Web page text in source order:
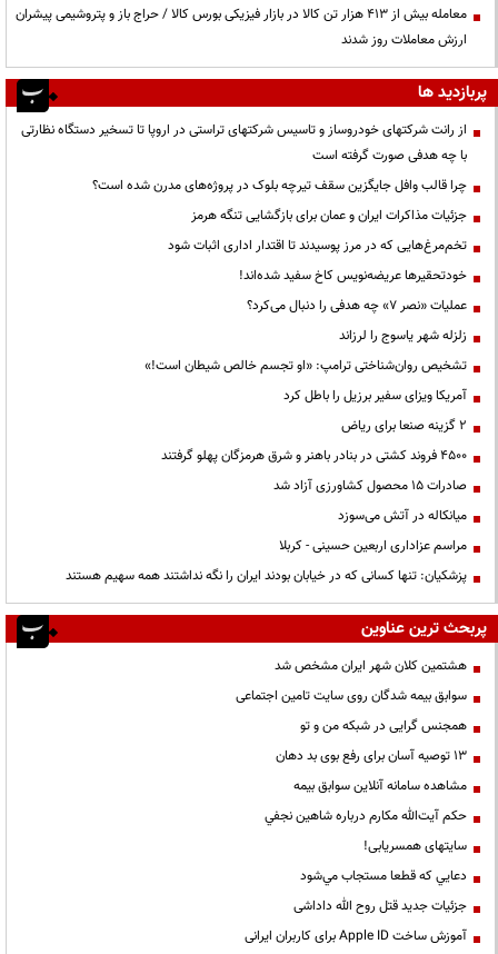
معامله بیش از ۴۱۳ هزار تن کالا در بازار فیزیکی بورس کالا / حراج باز و پتروشیمی پیشران
ارزش معاملات روز شدند
پربازدید ها
از رانت‌ شرکتهای خودروساز و تاسیس شرکتهای تراستی در اروپا تا تسخیر دستگاه نظارتی
با چه هدفی صورت گرفته است
چرا قالب وافل جایگزین سقف تیرچه بلوک در پروژه‌های مدرن شده است؟
جزئیات مذاکرات ایران و عمان برای بازگشایی تنگه هرمز
تخم‌مرغ‌هایی که در مرز پوسیدند تا اقتدار اداری اثبات شود
خودتحقیرها عریضه‌نویس کاخ سفید شده‌اند!
عملیات «نصر ۷» چه هدفی را دنبال می‌کرد؟
زلزله شهر یاسوج را لرزاند
تشخیص روان‌شناختی ترامپ: «او تجسم خالص شیطان است!»
آمریکا ویزای سفیر برزیل را باطل کرد
۲ گزینه صنعا برای ریاض
۴۵۰۰ فروند کشتی در بنادر باهنر و شرق هرمزگان پهلو گرفتند
صادرات ۱۵ محصول کشاورزی آزاد شد
میانکاله در آتش می‌سوزد
مراسم عزاداری اربعین حسینی - کربلا
پزشکیان: تنها کسانی که در خیابان بودند ایران را نگه نداشتند همه سهیم هستند
پربحث ترین عناوین
هشتمین کلان شهر ایران مشخص شد
سوابق بیمه شدگان روی سایت تامین اجتماعی
همجنس گرایی در شبکه من و تو
13 توصیه آسان برای رفع بوی بد دهان
مشاهده سامانه آنلاين سوابق بیمه
حكم آيت‌الله مكارم درباره شاهين نجفي
سایتهای همسریابی!
دعايي كه قطعا مستجاب مي‌شود
جزئیات جدید قتل روح الله داداشی
آموزش ساخت Apple ID برای کاربران ایرانی